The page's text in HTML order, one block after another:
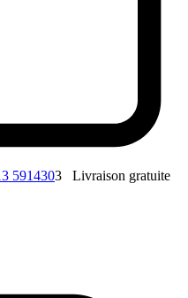
5914303 Livraison gratuite